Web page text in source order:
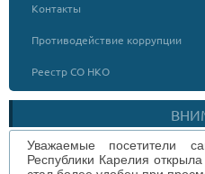
Контакты
Противодействие коррупции
Реестр СО НКО
Уважаемые посетители
Республики Карелия